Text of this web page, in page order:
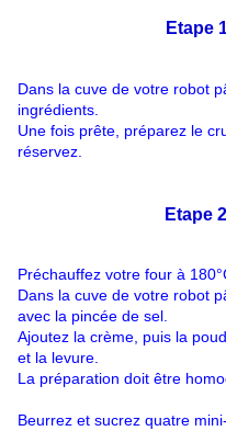
Etape
Dans la cuve de votre robot
ingrédients.
Une fois prête, préparez le
réservez.
Etape
Préchauffez votre four à
Dans la cuve de votre robot
avec la pincée de sel.
Ajoutez la crème, puis la
et la levure.
La préparation doit être
Beurrez et sucrez quatre